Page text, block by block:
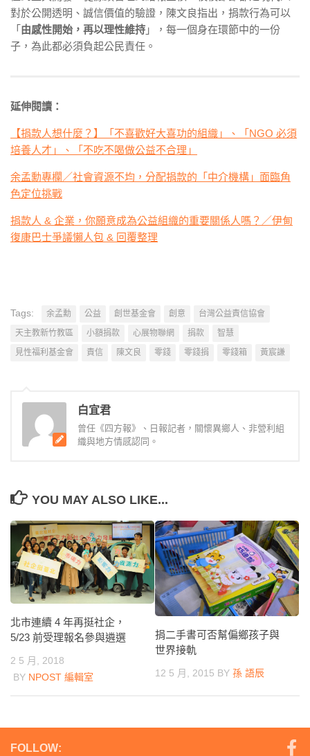
對於公開透明、誠信價值的驗證，陳文良指出，捐款行為可以
「 由感性開始，再以理性維持 」，每一個身在環節中的一份
子，為此都必須負起公民責任。
延伸閱讀：
【捐款人想什麼？】「不喜歡好大喜功的組織」、「NGO 必須
培養人才」、「不吃不喝做公益不合理」
余孟勳專欄／社會資源不均，分配捐款的「中介機構」面臨角
色定位挑戰
捐款人 & 企業，你願意成為公益組織的重要關係人嗎？／伊甸
復康巴士爭議懶人包 & 回覆整理
Tags: 余孟勳 公益 創世基金會 創意
台灣公益責信協會
天主教新竹教區
小額捐款 心展物聯網 捐款
智慧
見性福利基金會
責信 陳文良 零錢 零錢捐 零錢箱 黃宸謙
白宜君
曾任《四方報》、日報記者，關懷異鄉人、非營利組
織與地方情感認同。
YOU MAY ALSO LIKE...
北市連續 4 年再挺社企，
5/23 前受理報名參與遴選
2 5 月, 2018
BY NPOST 編輯室
捐二手書可否幫偏鄉孩子與
世界接軌
12 5 月, 2015 BY 孫 語辰
FOLLOW: